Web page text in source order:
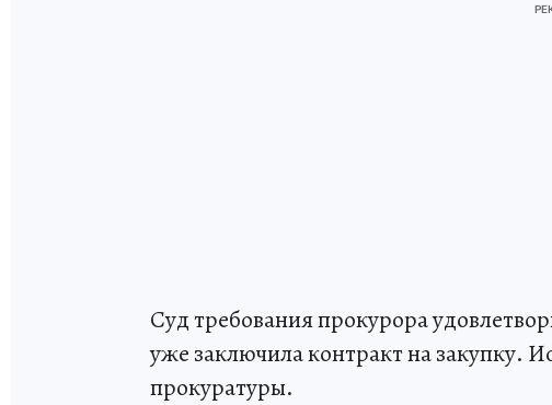
Суд требования прокурора
уже заключила контракт на закупку.
прокуратуры.